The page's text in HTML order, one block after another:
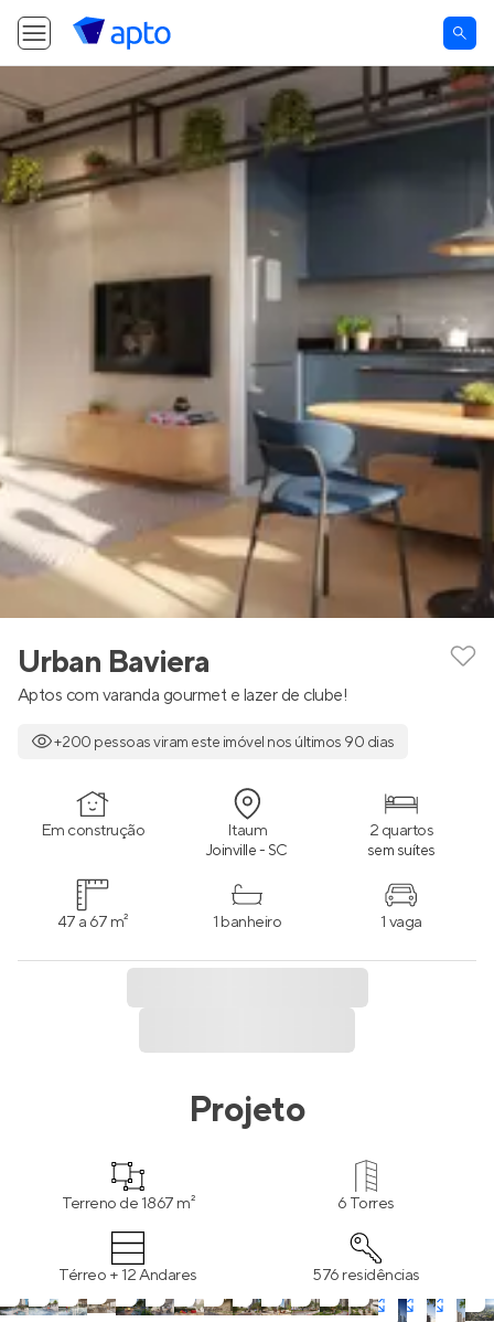
Urban Baviera
Aptos com varanda gourmet e lazer de clube!
+200 pessoas viram este imóvel nos últimos 90 dias
Em construção Itaum
Joinville - SC
2 quartos
sem suítes
47 a 67 m² 1 banheiro 1 vaga
Projeto
Terreno de 1867 m² 6 Torres
Térreo + 12 Andares 576 residências